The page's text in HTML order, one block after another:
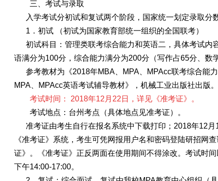
三、考试与录取
入学考试分初试和复试两个阶段，国家统一划定录取分
1．初试 （初试为国家教育部统一组织的全国联考）
初试科目：管理类联考综合能力和英语二，具体考试内
语满分为100分，综合能力满分为200分（写作占65分、数
参考教材为《2018年MBA、MPA、MPAcc联考综合能
MPA、MPAcc英语考试辅导教材》，机械工业出版社出版
考试时间：
2018年12月22 日，详见《准考证》
。
考试地点：台州考点（具体地点见准考证）。
准考证由考生自行在报名系统中下载打印； 2018年12月
《准考证》系统，考生可凭网报用户名和密码登陆研招网
证》。《准考证》正反两面在使用期间不得涂改。考试时
下午14:00-17:00。